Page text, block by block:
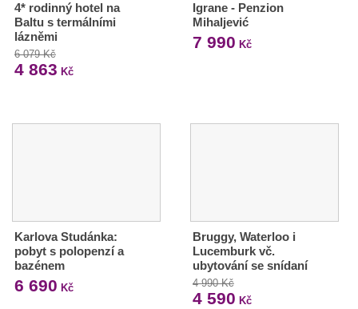
4* rodinný hotel na
Baltu s termálními
lázněmi
6 079 Kč
4 863 Kč
Igrane - Penzion
Mihaljević
7 990 Kč
Karlova Studánka:
pobyt s polopenzí a
bazénem
6 690 Kč
Bruggy, Waterloo i
Lucemburk vč.
ubytování se snídaní
4 990 Kč
4 590 Kč